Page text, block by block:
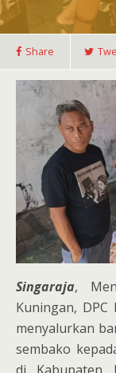
Share
Singaraja,
Kuningan,
menyalurkan
sembako